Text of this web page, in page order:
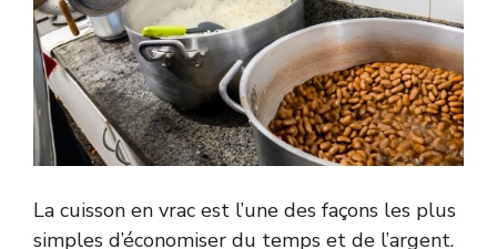
La cuisson en vrac est l’une des façons les plus
simples d’économiser du temps et de l’argent.